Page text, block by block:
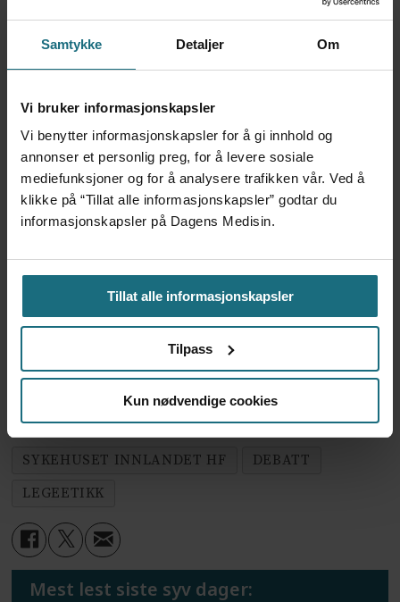
Samtykke Detaljer Om
Vi bruker informasjonskapsler
Vi benytter informasjonskapsler for å gi innhold og
annonser et personlig preg, for å levere sosiale
mediefunksjoner og for å analysere trafikken vår. Ved å
klikke på “Tillat alle informasjonskapsler” godtar du
informasjonskapsler på Dagens Medisin.
Tillat alle informasjonskapsler
Tilpass
Kun nødvendige cookies
Harald Nes, Overlege, Avdeling for radiologi,
Helse Fonna. Styremedlem i Radiologforeningen
og styremedlem i Fagstyret, Legeforeningen
Kristin Jensen, Seksjonsleder, avdeling for fysikk og
bildeanalyse, OUS
Nils Einar Kløw, Overlege, Avdeling for radiologi,
OUS Ullevål. Professor, UiO
Ingen oppgitte interessekonflikter
SYKEHUSET INNLANDET HF
DEBATT
LEGEETIKK
Mest lest siste syv dager: